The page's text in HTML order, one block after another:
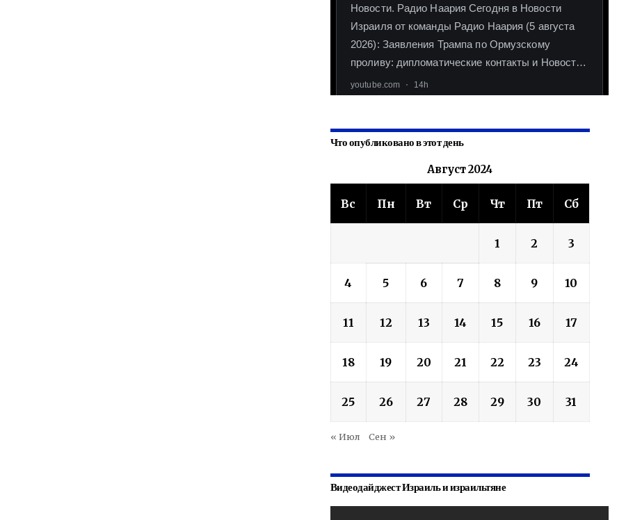
Что опубликовано в этот день
Август 2024
Вс Пн Вт Ср Чт Пт Сб
1 2 3
4 5 6 7 8 9 10
11 12 13 14 15 16 17
18 19 20 21 22 23 24
25 26 27 28 29 30 31
« Июл Сен »
Видеодайджест Израиль и израильтяне